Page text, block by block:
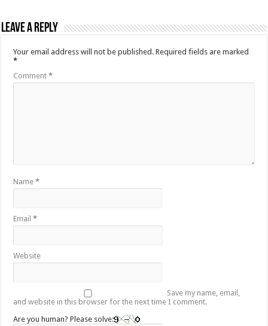
Leave a Reply
Your email address will not be published. Required fields are marked
*
Comment*
Name*
Email*
Website
Save my name, email,
and website in this browser for the next time I comment.
Are you human? Please solve: